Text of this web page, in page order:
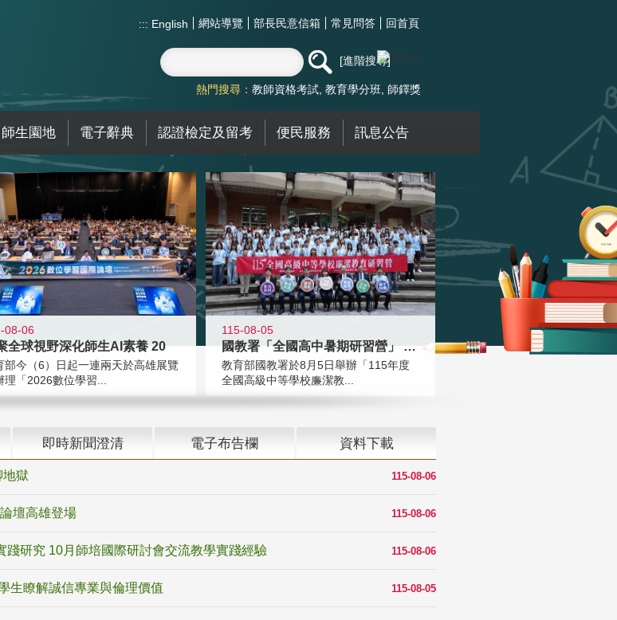
::: English 網站導覽 部長民意信箱 常見問答 回首頁
進階搜尋
熱門搜尋： 教師資格考試 教育學分班 師鐸獎
師生園地 電子辭典 認證檢定及留考 便民服務 訊息公告
08-06
全球視野深化師生AI素養 20
部今（6）日起一連兩天於高雄展覽
理「2026數位學習...
115-08-05
國教署「全國高中暑期研習營」 以多
教育部國教署於8月5日舉辦「115年度
全國高級中等學校廉潔教...
即時新聞澄清 電子布告欄 資料下載
115-08-06
獄
115-08-06
壇高雄登場
115-08-06
研究 10月師培國際研討會交流教學實踐經驗
115-08-05
生瞭解誠信專業與倫理價值